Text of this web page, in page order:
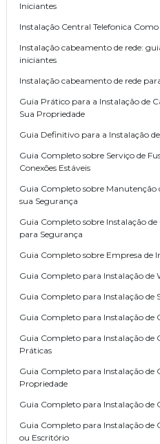
Iniciantes
Instalação Central Telefonica
Instalação cabeamento de rede:
iniciantes
Instalação cabeamento de rede
Guia Prático para a Instalação de
Sua Propriedade
Guia Definitivo para a Instalação
Guia Completo sobre Serviço de
Conexões Estáveis
Guia Completo sobre Manutenção
sua Segurança
Guia Completo sobre Instalação
para Segurança
Guia Completo sobre Empresa de
Guia Completo para Instalação de
Guia Completo para Instalação de
Guia Completo para Instalação de
Guia Completo para Instalação de
Práticas
Guia Completo para Instalação de
Propriedade
Guia Completo para Instalação de
Guia Completo para Instalação de
ou Escritório